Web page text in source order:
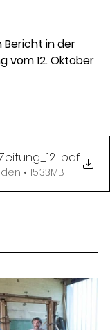
Bericht in der
vom 12. Oktober
.pdf
• 15.33MB